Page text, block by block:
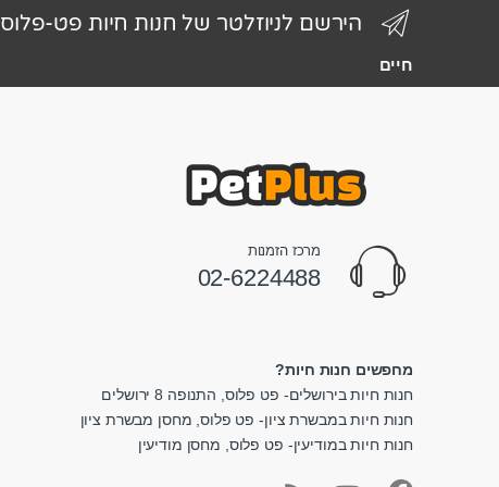
הירשם לניוזלטר של חנות חיות פט-פלוס
חיים
מרכז הזמנות
02-6224488
מחפשים חנות חיות?
חנות חיות בירושלים- פט פלוס, התנופה 8 ירושלים
חנות חיות במבשרת ציון- פט פלוס, מחסן מבשרת ציון
חנות חיות במודיעין- פט פלוס, מחסן מודיעין